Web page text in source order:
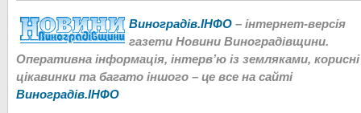
Виноградів.ІНФО – інтернет-версія
газети Новини Виноградівщини.
Оперативна інформація, інтерв’ю із земляками, корисні
цікавинки та багато іншого – це все на сайті
Виноградів.ІНФО